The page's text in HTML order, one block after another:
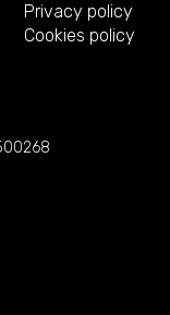
Privacy policy
Cookies policy